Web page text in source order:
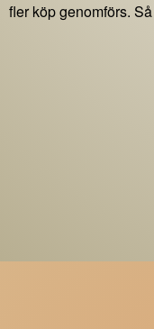
fler köp genomförs.